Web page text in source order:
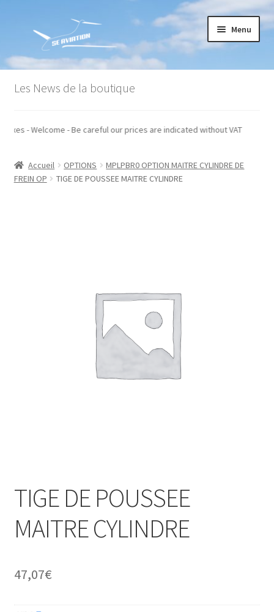
la
navigation
contenu
Menu
Accueil
Conditions générales de vente
Mon compte
Les News de la boutique
taxes - Welcome - Be careful our prices are indicated without VAT
Accueil OPTIONS
MPLPBR0 OPTION MAITRE CYLINDRE DE
FREIN OP
TIGE DE POUSSEE MAITRE CYLINDRE
TIGE DE POUSSEE
MAITRE CYLINDRE
47,07€